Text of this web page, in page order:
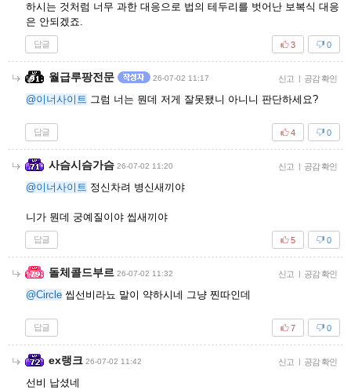
하시는 것처럼 너무 과한 대응으로 법의 테두리를 벗어난 보복식 대응
은 안되겠죠.
답글 0
3
월급루팡전문 26-07-02 11:17 신고 공감 확인
@이너사이트 그럼 너는 뭔데 저게 잘못됐니 아니니 판단하세요?
답글 0
4
사슴시슴가슴 26-07-02 11:20 신고 공감 확인
@이너사이트 정신차려 병신새끼야
니가 뭔데 궁예질이야 씹새끼야
답글 0
5
돌체콜드부르 26-07-02 11:32 신고 공감 확인
@Circle 씹선비라뇨 말이 약하시네 그냥 찐따인데
답글 0
7
ex랭크 26-07-02 11:42 신고 공감 확인
선비 납셨네